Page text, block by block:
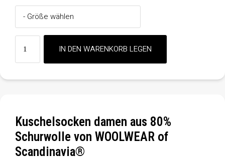
Kuschelsocken damen aus 80%
Schurwolle von WOOLWEAR of
Scandinavia®